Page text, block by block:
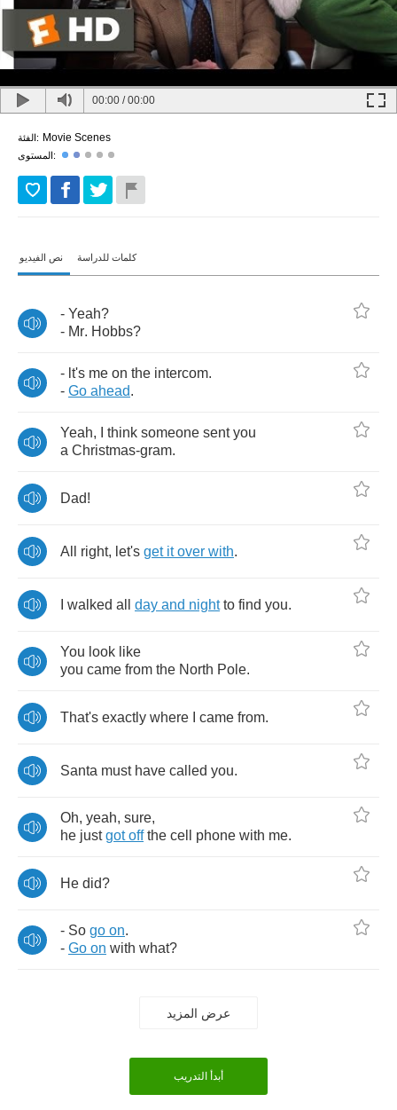
00:00 /00:00
الفئة: Movie Scenes
المستوى:
نص الفيديو كلمات للدراسة
- Yeah?
- Mr. Hobbs?
- lt's me on the intercom.
- Go ahead.
Yeah, think someone sent you
a Christmas-gram.
Dad!
All right, let's get it over with.
walked all day and night to find you.
You look like
you came from the North Pole.
That's exactly where came from.
Santa must have called you.
Oh, yeah, sure,
he just got off the cell phone with me.
He did?
- So go on.
- Go on with what?
عرض المزيد
أبدأ التدريب